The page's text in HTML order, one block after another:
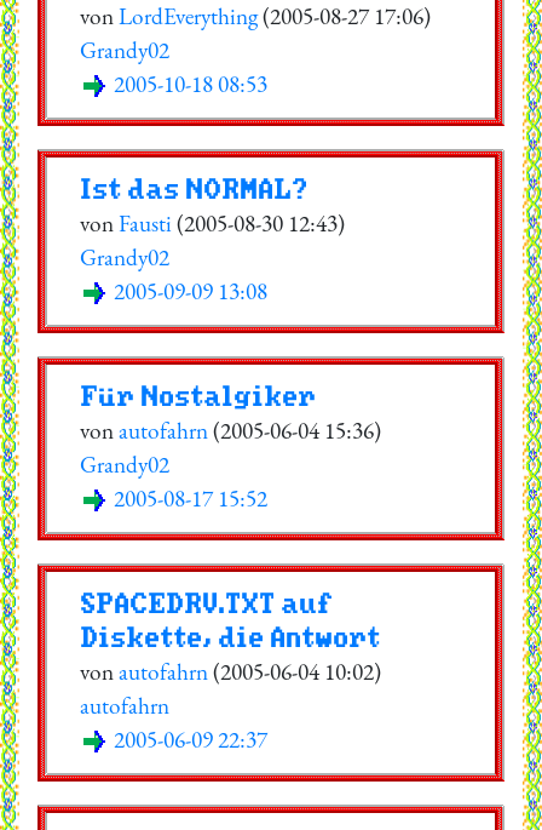
vonLordEverything(2005-08-27 17:06)
Grandy02
2005-10-18 08:53
Ist das NORMAL?
vonFausti(2005-08-30 12:43)
Grandy02
2005-09-09 13:08
Für Nostalgiker
vonautofahrn(2005-06-04 15:36)
Grandy02
2005-08-17 15:52
SPACEDRV.TXT auf
Diskette, die Antwort
vonautofahrn(2005-06-04 10:02)
autofahrn
2005-06-09 22:37